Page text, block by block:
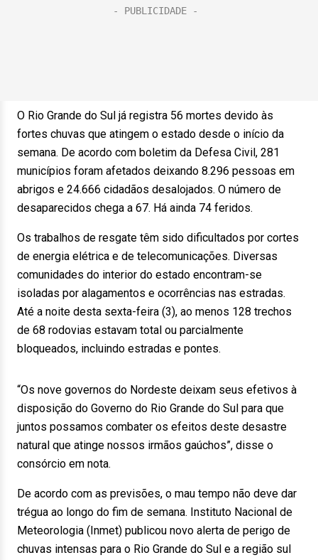
O Rio Grande do Sul já registra 56 mortes devido às
fortes chuvas que atingem o estado desde o início da
semana. De acordo com boletim da Defesa Civil, 281
municípios foram afetados deixando 8.296 pessoas em
abrigos e 24.666 cidadãos desalojados. O número de
desaparecidos chega a 67. Há ainda 74 feridos.
Os trabalhos de resgate têm sido dificultados por cortes
de energia elétrica e de telecomunicações. Diversas
comunidades do interior do estado encontram-se
isoladas por alagamentos e ocorrências nas estradas.
Até a noite desta sexta-feira (3), ao menos 128 trechos
de 68 rodovias estavam total ou parcialmente
bloqueados, incluindo estradas e pontes.
“Os nove governos do Nordeste deixam seus efetivos à
disposição do Governo do Rio Grande do Sul para que
juntos possamos combater os efeitos deste desastre
natural que atinge nossos irmãos gaúchos”, disse o
consórcio em nota.
De acordo com as previsões, o mau tempo não deve dar
trégua ao longo do fim de semana. Instituto Nacional de
Meteorologia (Inmet) publicou novo alerta de perigo de
chuvas intensas para o Rio Grande do Sul e a região sul